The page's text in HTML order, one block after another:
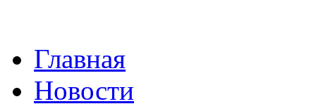
Главная
Новости